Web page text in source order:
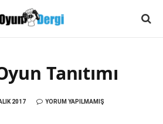
Tanıtımı
2017 YORUM YAPILMAMIŞ